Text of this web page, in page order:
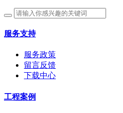
服务支持
服务政策
留言反馈
下载中心
工程案例